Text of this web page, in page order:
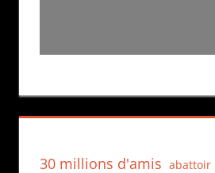
30 millions d'amis abattoir